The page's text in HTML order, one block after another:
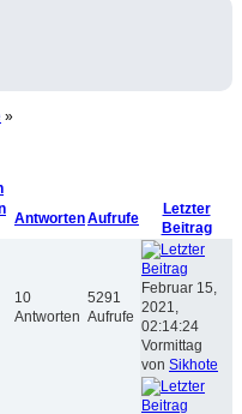
»
AntwortenAufrufe
Letzter
Beitrag
10
Antworten
5291
Aufrufe
Februar 15,
2021,
02:14:24
Vormittag
von Sikhote